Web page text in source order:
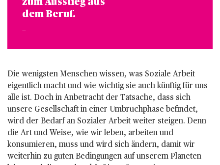
dem Beruf.
Die wenigsten Menschen wissen, was Soziale Arbeit
eigentlich macht und wie wichtig sie auch künftig für uns
alle ist. Doch in Anbetracht der Tatsache, dass sich
unsere Gesellschaft in einer Umbruchphase befindet,
wird der Bedarf an Sozialer Arbeit weiter steigen. Denn
die Art und Weise, wie wir leben, arbeiten und
konsumieren, muss und wird sich ändern, damit wir
weiterhin zu guten Bedingungen auf unserem Planeten